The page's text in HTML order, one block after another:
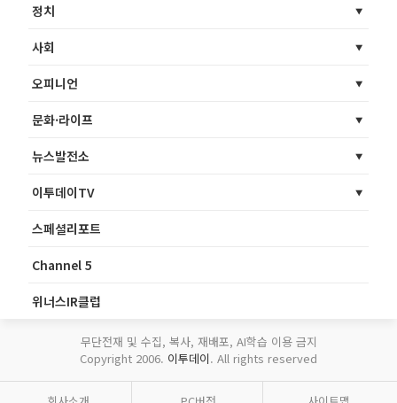
정치
사회
오피니언
문화·라이프
뉴스발전소
이투데이TV
스페셜리포트
Channel 5
위너스IR클럽
무단전재 및 수집, 복사, 재배포, AI학습 이용 금지
Copyright 2006. 이투데이. All rights reserved